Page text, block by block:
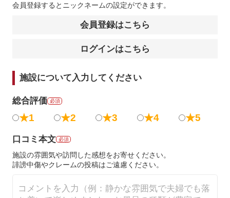
会員登録するとニックネームの設定ができます。
会員登録はこちら
ログインはこちら
施設について入力してください
総合評価 必須
★1 ★2 ★3 ★4 ★5
口コミ本文 必須
施設の雰囲気や訪問した感想をお寄せください。
誹謗中傷やクレームの投稿はご遠慮ください。